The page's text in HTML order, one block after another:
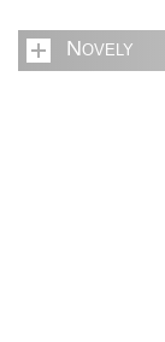
Novely